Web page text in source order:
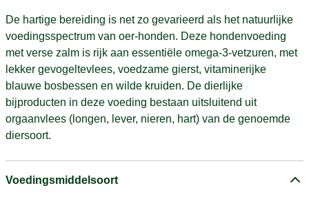
De hartige bereiding is net zo gevarieerd als het natuurlijke
voedingsspectrum van oer-honden. Deze hondenvoeding
met verse zalm is rijk aan essentiële omega-3-vetzuren, met
lekker gevogeltevlees, voedzame gierst, vitaminerijke
blauwe bosbessen en wilde kruiden. De dierlijke
bijproducten in deze voeding bestaan uitsluitend uit
orgaanvlees (longen, lever, nieren, hart) van de genoemde
diersoort.
Voedingsmiddelsoort